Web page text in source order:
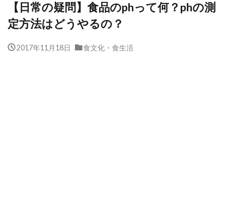
【日常の疑問】食品のphって何？phの測
定方法はどうやるの？
2017年11月18日 食文化・食生活